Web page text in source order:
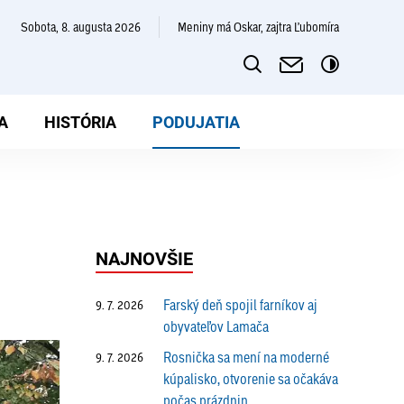
sobota, 8. augusta 2026 Meniny má Oskar, zajtra Ľubomíra
HISTÓRIA PODUJATIA
NAJNOVŠIE
9. 7. 2026
Farský deň spojil farníkov aj
obyvateľov Lamača
9. 7. 2026
Rosnička sa mení na moderné
kúpalisko, otvorenie sa očakáva